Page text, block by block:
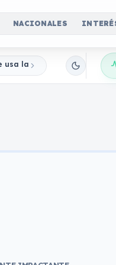
NACIONALES
la imagen del Banco